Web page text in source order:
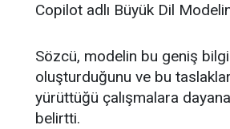
Copilot adlı Büyük Dil
Sözcü, modelin bu geniş
oluşturduğunu ve bu
yürüttüğü çalışmalara
belirtti.